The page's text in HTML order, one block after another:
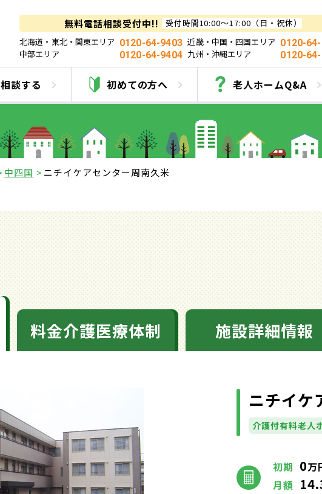
無料電話相談受付中!!
受付時間10:00～17:00（日・祝休）
北海道・東北・関東エリア 0120-64-9403 近畿・中国・四国エリア 0120-
中部エリア
0120-64-9404 九州・沖縄エリア 0120-
相談する 初めての方へ 老人ホームQ&A
ニチイケアセンター周南
中四国 ニチイケアセンター周南久米
料金介護医療体制 施設詳細情報
ニチイケ
介護付有料老人
初期 0万
月額